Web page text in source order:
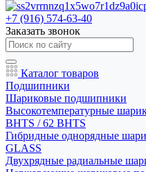
+7 (916) 574-63-40
Заказать звонок
Каталог товаров
Подшипники
Шариковые подшипники
Высокотемпературные
BHTS / 62 BHTS
Гибридные однорядные
GLASS
Двухрядные радиальные